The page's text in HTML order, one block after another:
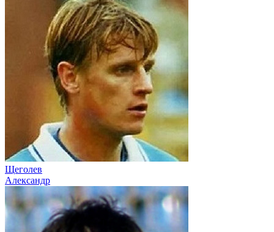
Щеголев
Александр